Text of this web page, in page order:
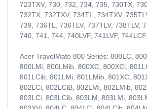
723TXV, 730, 732, 734, 735, 730TX,
732TX, 732TXV, 734TL, 734TXV,
739, 736TL, 736TLV, 737TLV, 738TLV,
740, 741, 744, 740LVF, 741LVF, 744LCF
Acer TravelMate 800 Series: 800LC,
800LMi, 800LMib, 800XC, 800XCi,
801LCib, 801LMi, 801LMib, 801XC,
802LCi, 802LCiB, 802LMi, 802LMib,
803LCi, 803LCib, 803LM, 803LMi,